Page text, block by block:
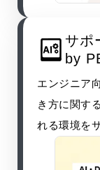
サポ
by
エンジニア
き方に関す
れる環境を